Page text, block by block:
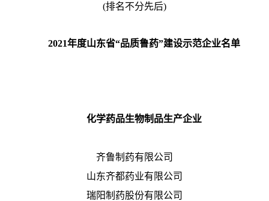
(排名不分先后)
2021年度山东省“品质鲁药”建设示范企业名单
化学药品生物制品生产企业
齐鲁制药有限公司
山东齐都药业有限公司
瑞阳制药股份有限公司